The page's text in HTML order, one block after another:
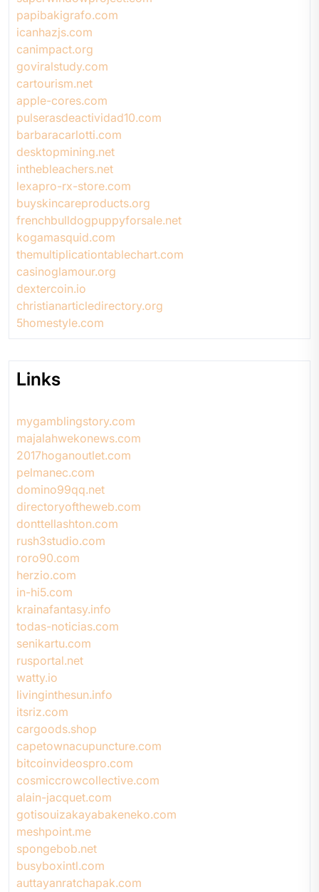
papibakigrafo.com
icanhazjs.com
canimpact.org
goviralstudy.com
cartourism.net
apple-cores.com
pulserasdeactividad10.com
barbaracarlotti.com
desktopmining.net
inthebleachers.net
lexapro-rx-store.com
buyskincareproducts.org
frenchbulldogpuppyforsale.net
kogamasquid.com
themultiplicationtablechart.com
casinoglamour.org
dextercoin.io
christianarticledirectory.org
5homestyle.com
Links
mygamblingstory.com
majalahwekonews.com
2017hoganoutlet.com
pelmanec.com
domino99qq.net
directoryoftheweb.com
donttellashton.com
rush3studio.com
roro90.com
herzio.com
in-hi5.com
krainafantasy.info
todas-noticias.com
senikartu.com
rusportal.net
watty.io
livinginthesun.info
itsriz.com
cargoods.shop
capetownacupuncture.com
bitcoinvideospro.com
cosmiccrowcollective.com
alain-jacquet.com
gotisouizakayabakeneko.com
meshpoint.me
spongebob.net
busyboxintl.com
auttayanratchapak.com